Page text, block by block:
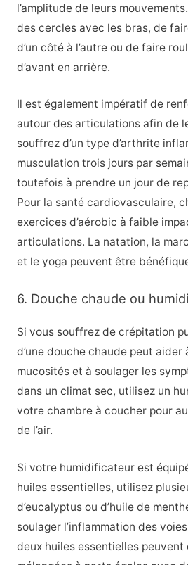
l’amplitude de leurs
des cercles avec les bras, de
d’un côté à l’autre ou de faire
d’avant en arrière.
Il est également impératif de
autour des articulations afin de
souffrez d’un type d’arthrite
musculation trois jours par
toutefois à prendre un jour de
Pour la santé cardiovasculaire,
exercices d’aérobic à faible
articulations. La natation, la
et le yoga peuvent être
6. Douche chaude ou
Si vous souffrez de crépitation
d’une douche chaude peut aider
mucosités et à soulager les
dans un climat sec, utilisez un
votre chambre à coucher pour
de l’air.
Si votre humidificateur est
huiles essentielles, utilisez
d’eucalyptus ou d’huile de
soulager l’inflammation des
deux huiles essentielles peuvent